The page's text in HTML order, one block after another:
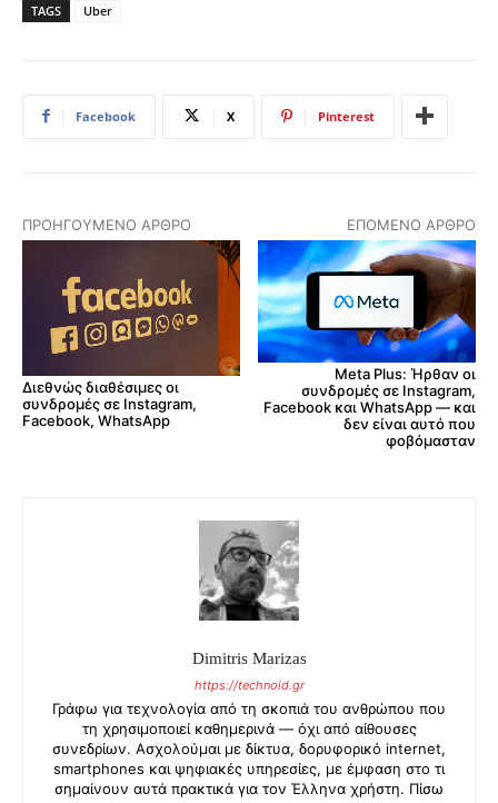
TAGS Uber
Facebook X Pinterest
ΠΡΟΗΓΟΎΜΕΝΟ ΆΡΘΡΟ
Διεθνώς διαθέσιμες οι
συνδρομές σε Instagram,
Facebook, WhatsApp
ΕΠΌΜΕΝΟ ΆΡΘΡΟ
Meta Plus: Ήρθαν οι
συνδρομές σε Instagram,
Facebook και WhatsApp — και
δεν είναι αυτό που
φοβόμασταν
Dimitris Marizas
https://technoid.gr
Γράφω για τεχνολογία από τη σκοπιά του ανθρώπου που
τη χρησιμοποιεί καθημερινά — όχι από αίθουσες
συνεδρίων. Ασχολούμαι με δίκτυα, δορυφορικό internet,
smartphones και ψηφιακές υπηρεσίες, με έμφαση στο τι
σημαίνουν αυτά πρακτικά για τον Έλληνα χρήστη. Πίσω